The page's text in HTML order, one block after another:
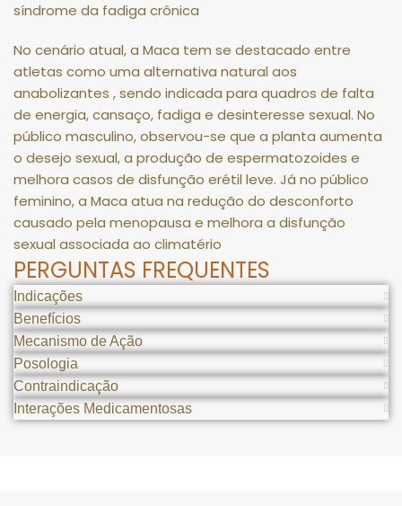
síndrome da fadiga crônica
No cenário atual, a Maca tem se destacado entre
atletas como uma alternativa natural aos
anabolizantes , sendo indicada para quadros de falta
de energia, cansaço, fadiga e desinteresse sexual. No
público masculino, observou-se que a planta aumenta
o desejo sexual, a produção de espermatozoides e
melhora casos de disfunção erétil leve. Já no público
feminino, a Maca atua na redução do desconforto
causado pela menopausa e melhora a disfunção
sexual associada ao climatério
PERGUNTAS FREQUENTES
Indicações
Benefícios
Mecanismo de Ação
Posologia
Contraindicação
Interações Medicamentosas